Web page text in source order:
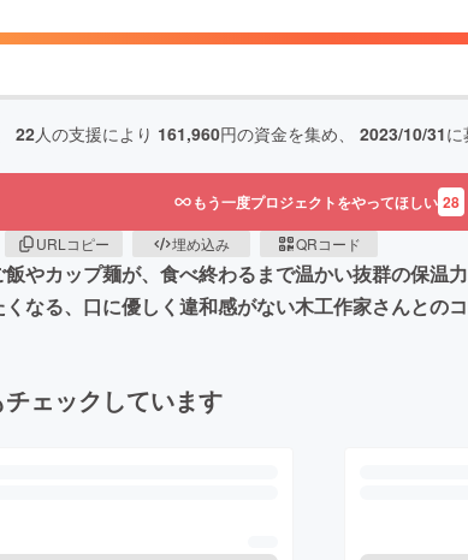
22人の支援により 161,960円の資金を集め、 2023/10/31
もう一度プロジェクトをやってほしい 28
URLコピー 埋め込み QRコード
やカップ麺が、食べ終わるまで温かい抜群の保温
なる、口に優しく違和感がない木工作家さんとの
ェックしています